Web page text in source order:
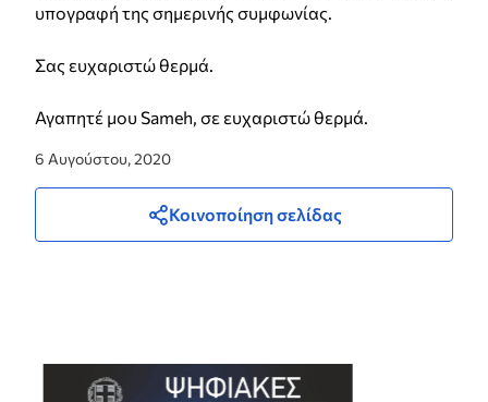
υπογραφή της σημερινής συμφωνίας.
Σας ευχαριστώ θερμά.
Αγαπητέ μου Sameh, σε ευχαριστώ θερμά.
6 Αυγούστου, 2020
Κοινοποίηση σελίδας